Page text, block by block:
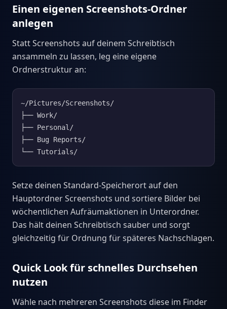
Einen eigenen Screenshots-Ordner
anlegen
Statt Screenshots auf deinem Schreibtisch
ansammeln zu lassen, leg eine eigene
Ordnerstruktur an:
~/Pictures/Screenshots/
├── Work/
├── Personal/
├── Bug Reports/
└── Tutorials/
Setze deinen Standard-Speicherort auf den
Hauptordner Screenshots und sortiere Bilder bei
wöchentlichen Aufräumaktionen in Unterordner.
Das hält deinen Schreibtisch sauber und sorgt
gleichzeitig für Ordnung für späteres Nachschlagen.
Quick Look für schnelles Durchsehen
nutzen
Wähle nach mehreren Screenshots diese im Finder